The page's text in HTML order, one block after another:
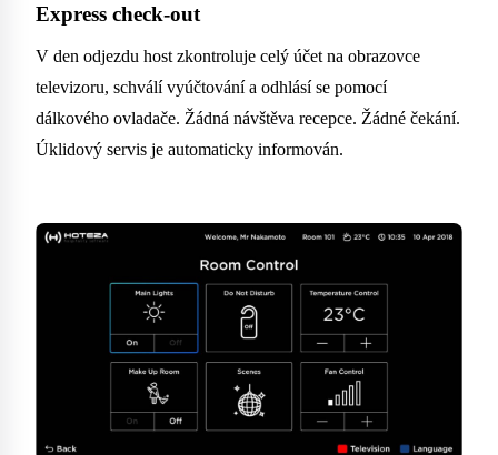
Express check-out
V den odjezdu host zkontroluje celý účet na obrazovce
televizoru, schválí vyúčtování a odhlásí se pomocí
dálkového ovladače. Žádná návštěva recepce. Žádné čekání.
Úklidový servis je automaticky informován.